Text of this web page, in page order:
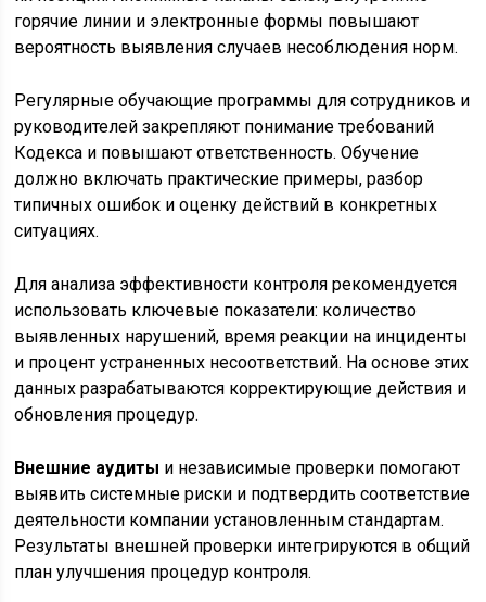
горячие линии и электронные формы повышают
вероятность выявления случаев несоблюдения норм.
Регулярные обучающие программы для сотрудников и
руководителей закрепляют понимание требований
Кодекса и повышают ответственность. Обучение
должно включать практические примеры, разбор
типичных ошибок и оценку действий в конкретных
ситуациях.
Для анализа эффективности контроля рекомендуется
использовать ключевые показатели: количество
выявленных нарушений, время реакции на инциденты
и процент устраненных несоответствий. На основе этих
данных разрабатываются корректирующие действия и
обновления процедур.
Внешние аудиты и независимые проверки помогают
выявить системные риски и подтвердить соответствие
деятельности компании установленным стандартам.
Результаты внешней проверки интегрируются в общий
план улучшения процедур контроля.